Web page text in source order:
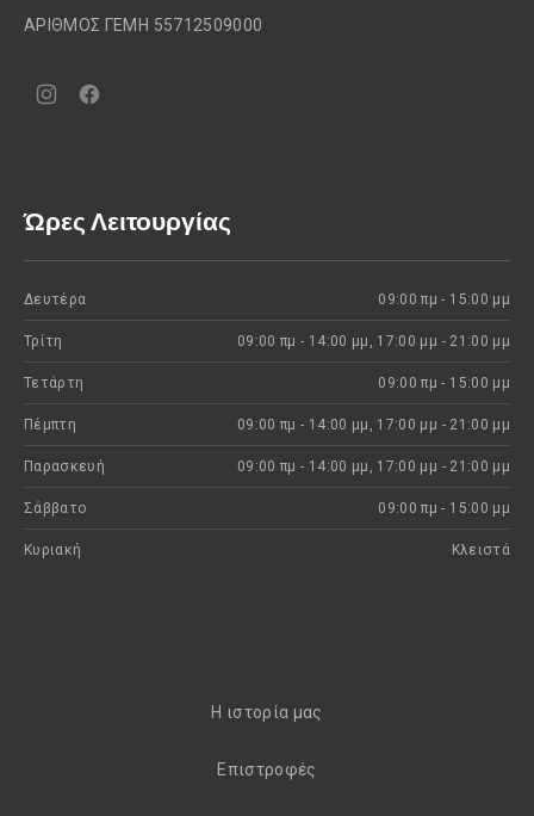
ΑΡΙΘΜΟΣ ΓΕΜΗ 55712509000
Νέο
Νέο
Ώρες Λειτουργίας
Δευτέρα 09:00 πμ - 15:00 μμ
Τρίτη 09:00 πμ - 14:00 μμ, 17:00 μμ - 21:00 μμ
Τετάρτη 09:00 πμ - 15:00 μμ
Πέμπτη 09:00 πμ - 14:00 μμ, 17:00 μμ - 21:00 μμ
Παρασκευή 09:00 πμ - 14:00 μμ, 17:00 μμ - 21:00 μμ
Σάββατο 09:00 πμ - 15:00 μμ
Κυριακή Kλειστά
H ιστορία μας
Eπιστροφές